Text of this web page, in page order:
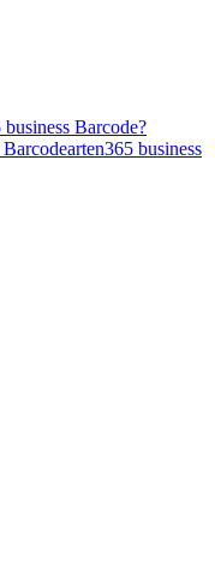
Barcode?
365 business